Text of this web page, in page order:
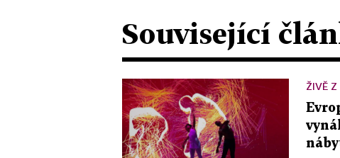
Související
ŽIVĚ